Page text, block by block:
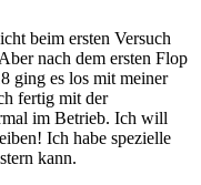
beim ersten Versuch
nach dem ersten Flop
ging es los mit meiner
fertig mit der
im Betrieb. Ich will
Ich habe spezielle
kann.